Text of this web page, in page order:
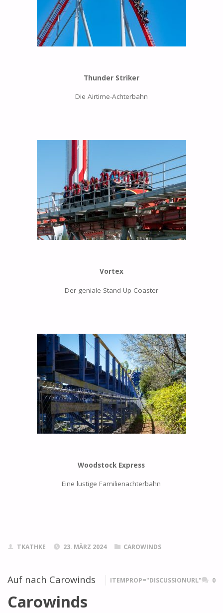
Thunder Striker
Die Airtime-Achterbahn
Vortex
Der geniale Stand-Up Coaster
Woodstock Express
Eine lustige Familienachterbahn
TKATHKE 23. MÄRZ 2024 CAROWINDS
Auf nach Carowinds ITEMPROP="DISCUSSIONURL" 0
Carowinds